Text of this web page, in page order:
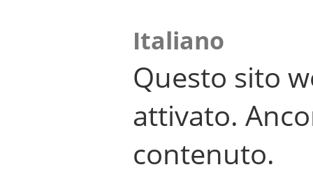
Italiano
Questo sito
attivato.
contenuto.